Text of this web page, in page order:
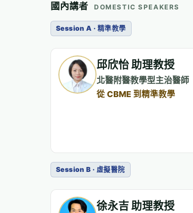
國內講者 DOMESTIC SPEAKERS
Session A · 精準教學
邱欣怡 助理教授
北醫附醫教學型主治醫師
從 CBME 到精準教學
Session B · 虛擬醫院
徐永吉 助理教授